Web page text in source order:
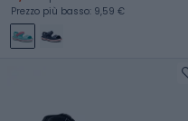
Prezzo più basso: 9,59 €